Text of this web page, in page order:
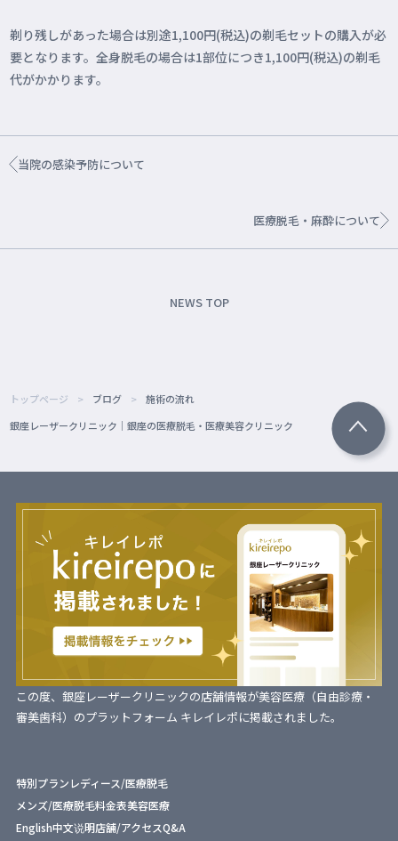
剃り残しがあった場合は別途1,100円(税込)の剃毛セットの購入が必
要となります。全身脱毛の場合は1部位につき1,100円(税込)の剃毛
代がかかります。
当院の感染予防について
医療脱毛・麻酔について
NEWS TOP
トップページ ブログ
施術の流れ
銀座レーザークリニック｜銀座の医療脱毛・医療美容クリニック
この度、銀座レーザークリニックの店舗情報が美容医療（自由診療・
審美歯科）のプラットフォーム キレイレポに掲載されました。
特別プランレディース/医療脱毛
メンズ/医療脱毛料金表美容医療
English中文说明店舗/アクセスQ&A